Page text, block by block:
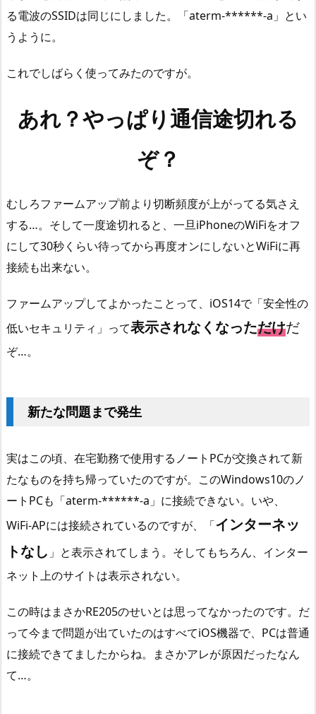
る電波のSSIDは同じにしました。「aterm-******-a」とい
うように。
これでしばらく使ってみたのですが。
あれ？やっぱり通信途切れる
ぞ？
むしろファームアップ前より切断頻度が上がってる気さえ
する…。そして一度途切れると、一旦iPhoneのWiFiをオフ
にして30秒くらい待ってから再度オンにしないとWiFiに再
接続も出来ない。
ファームアップしてよかったことって、iOS14で「安全性の
低いセキュリティ」って表示されなくなっただけだ
ぞ…。
新たな問題まで発生
実はこの頃、在宅勤務で使用するノートPCが交換されて新
たなものを持ち帰っていたのですが。このWindows10のノ
ートPCも「aterm-******-a」に接続できない。いや、
WiFi-APには接続されているのですが、「インターネッ
トなし 」と表示されてしまう。そしてもちろん、インター
ネット上のサイトは表示されない。
この時はまさかRE205のせいとは思ってなかったのです。だ
って今まで問題が出ていたのはすべてiOS機器で、PCは普通
に接続できてましたからね。まさかアレが原因だったなん
て…。